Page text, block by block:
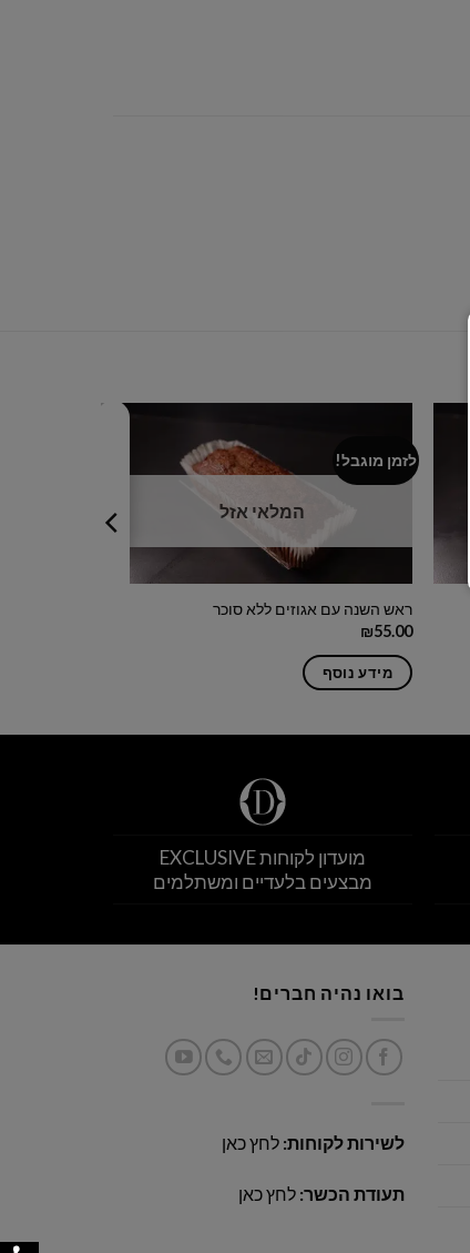
לזמן מוגבל!
המלאי אזל
ראש השנה עם אגוזים ללא סוכר
₪55.00
מידע נוסף
מועדון לקוחות EXCLUSIVE
מבצעים בלעדיים ומשתלמים
בואו נהיה חברים!
לשירות לקוחות: לחץ כאן
תעודת הכשר: לחץ כאן